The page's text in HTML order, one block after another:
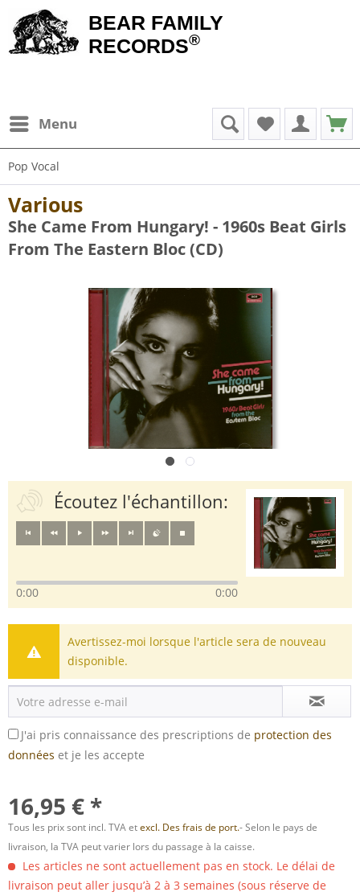
BEAR FAMILY
RECORDS®
Menu
Pop Vocal
Various
She Came From Hungary! - 1960s Beat Girls
From The Eastern Bloc (CD)
Écoutez l'échantillon:
0:00 0:00
Avertissez-moi lorsque l'article sera de nouveau
disponible.
J'ai pris connaissance des prescriptions de protection des
données et je les accepte
16,95 € *
Tous les prix sont incl. TVA etexcl. Des frais de port.- Selon le pays de
livraison, la TVA peut varier lors du passage à la caisse.
Les articles ne sont actuellement pas en stock. Le délai de
livraison peut aller jusqu’à 2 à 3 semaines (sous réserve de